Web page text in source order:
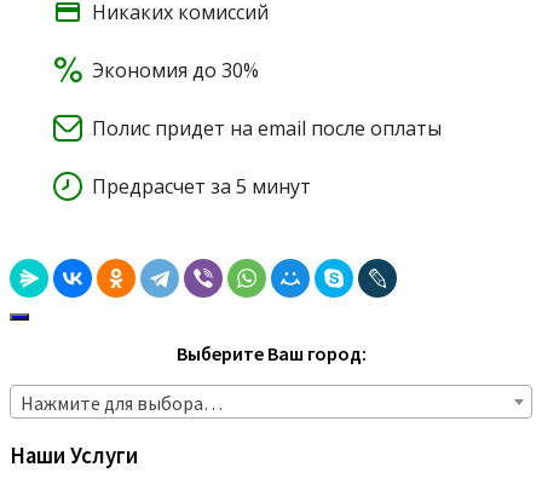
Выберите Ваш город:
Нажмите для выбора…
Наши Услуги